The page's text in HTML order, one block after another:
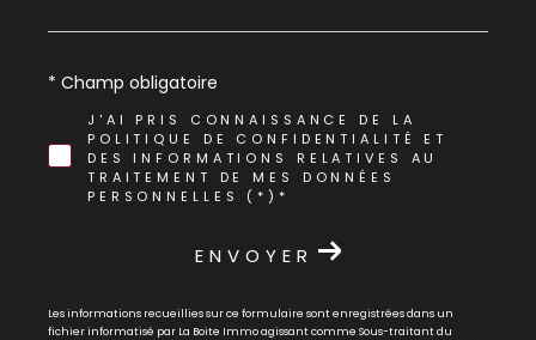
J'AI PRIS CONNAISSANCE DE LA
POLITIQUE DE CONFIDENTIALITÉ ET
DES INFORMATIONS RELATIVES AU
TRAITEMENT DE MES DONNÉES
PERSONNELLES (*)*
* Champ obligatoire
ENVOYER
Les informations recueillies sur ce formulaire sont enregistrées dans un
fichier informatisé par La Boite Immo agissant comme Sous-traitant du